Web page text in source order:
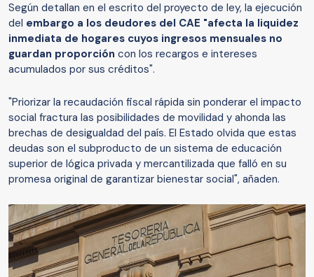
Según detallan en el escrito del proyecto de ley, la ejecución
del embargo a los deudores del CAE "afecta la liquidez
inmediata de hogares cuyos ingresos mensuales no
guardan proporción con los recargos e intereses
acumulados por sus créditos".
"Priorizar la recaudación fiscal rápida sin ponderar el impacto
social fractura las posibilidades de movilidad y ahonda las
brechas de desigualdad del país. El Estado olvida que estas
deudas son el subproducto de un sistema de educación
superior de lógica privada y mercantilizada que falló en su
promesa original de garantizar bienestar social", añaden.